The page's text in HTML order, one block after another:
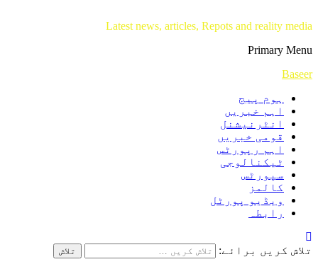
Latest news, articles, Repots and reality media
Primary Menu
Baseer
ہوم پیج
اہم خبریں
انٹرنیشنل
قومی خبریں
اہم رپورٹس
ٹیکنالوجی
سپورٹس
کالمز
ویڈیو پورٹل
رابطہ
تلاش کریں برائے: